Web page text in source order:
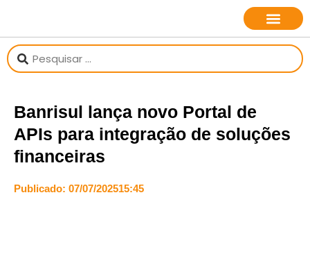
Banrisul lança novo Portal de
APIs para integração de soluções
financeiras
Publicado: 07/07/202515:45